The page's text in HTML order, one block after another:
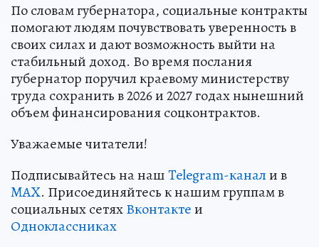
По словам губернатора, социальные контракты
помогают людям почувствовать уверенность в
своих силах и дают возможность выйти на
стабильный доход. Во время послания
губернатор поручил краевому министерству
труда сохранить в 2026 и 2027 годах нынешний
объем финансирования соцконтрактов.
Уважаемые читатели!
Подписывайтесь на нашTelegram-канали в
MAX. Присоединяйтесь к нашим группам в
социальных сетяхВконтактеи
Одноклассниках